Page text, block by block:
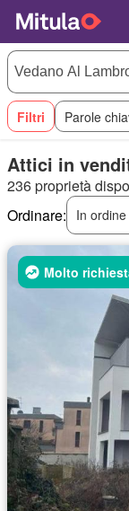
Filtri Parole
Attici in
236 proprietà
Ordinare:
In
Molto